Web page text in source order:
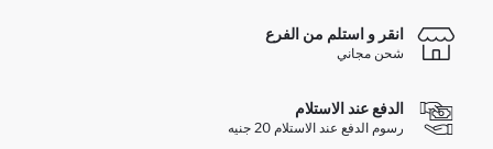
انقر و استلم من الفرع
شحن مجاني
الدفع عند الاستلام
رسوم الدفع عند الاستلام 20 جنيه